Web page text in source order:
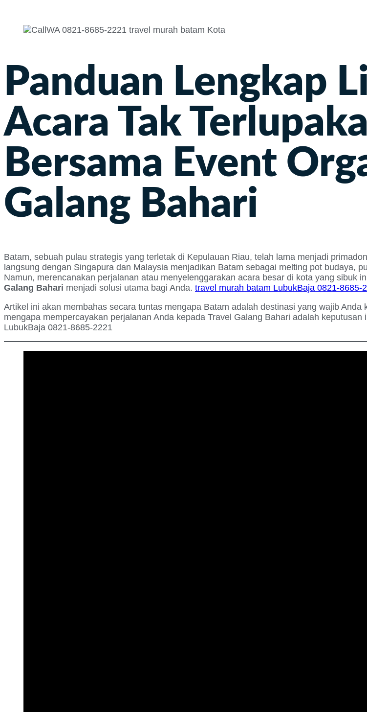
Panduan Lengkap
Acara Tak
Bersama Event
Galang Bahari
Batam, sebuah pulau strategis yang terletak di Kepulauan Riau, telah lama menjadi
langsung dengan Singapura dan Malaysia menjadikan Batam sebagai melting pot budaya,
Namun, merencanakan perjalanan atau menyelenggarakan acara besar di kota yang sibuk
Galang Bahari menjadi solusi utama bagi Anda. travel murah batam LubukBaja 0821-8685-
Artikel ini akan membahas secara tuntas mengapa Batam adalah destinasi yang wajib
mengapa mempercayakan perjalanan Anda kepada Travel Galang Bahari adalah
LubukBaja 0821-8685-2221